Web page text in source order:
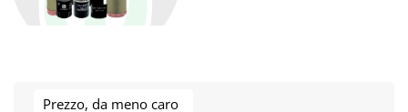
Prezzo, da meno caro